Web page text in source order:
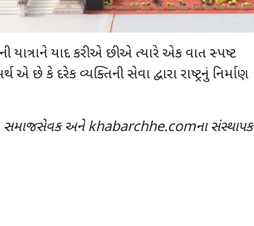
યાદ કરીએ છીએ ત્યારે એક વાત સ્પષ્ટ
છે કે દરેક વ્યક્તિની સેવા દ્વારા રાષ્ટ્રનું નિર્માણ
સમાજસેવક અને khabarchhe.comના સંસ્થાપક